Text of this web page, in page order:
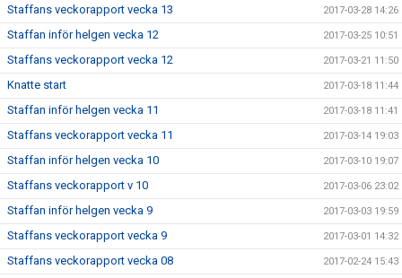
Staffans veckorapport vecka 13 2017-03-28 14:26
Staffan inför helgen vecka 12 2017-03-25 10:51
Staffans veckorapport vecka 12 2017-03-21 11:50
Knatte start 2017-03-18 11:44
Staffan inför helgen vecka 11 2017-03-18 11:41
Staffans veckorapport vecka 11 2017-03-14 19:03
Staffan inför helgen vecka 10 2017-03-10 19:07
Staffans veckorapport v 10 2017-03-06 23:02
Staffan inför helgen vecka 9 2017-03-03 19:59
Staffans veckorapport vecka 9 2017-03-01 14:32
Staffans veckorapport vecka 08 2017-02-24 15:43